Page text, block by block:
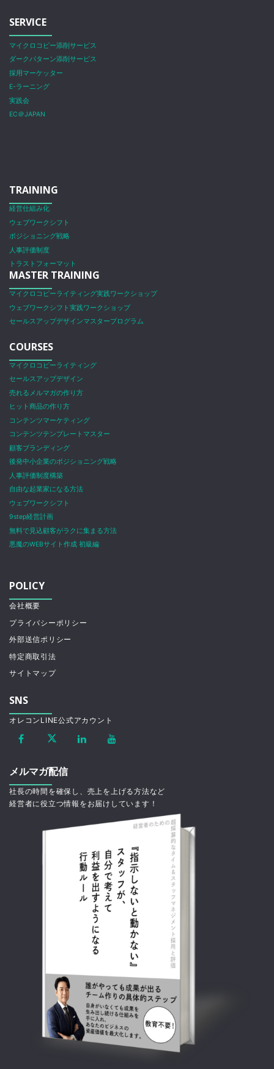
SERVICE
マイクロコピー添削サービス
ダークパターン添削サービス
採用マーケッター
E-ラーニング
実践会
EC＠JAPAN
TRAINING
経営仕組み化
ウェブワークシフト
ポジショニング戦略
人事評価制度
トラストフォーマット
MASTER TRAINING
マイクロコピーライティング実践ワークショップ
ウェブワークシフト実践ワークショップ
セールスアップデザインマスタープログラム
COURSES
マイクロコピーライティング
セールスアップデザイン
売れるメルマガの作り方
ヒット商品の作り方
コンテンツマーケティング
コンテンツテンプレートマスター
顧客ブランディング
後発中小企業のポジショニング戦略
人事評価制度構築
自由な起業家になる方法
ウェブワークシフト
9step経営計画
無料で見込顧客がラクに集まる方法
悪魔のWEBサイト作成 初級編
POLICY
会社概要
プライバシーポリシー
外部送信ポリシー
特定商取引法
サイトマップ
SNS
オレコンLINE公式アカウント
メルマガ配信
社長の時間を確保し、売上を上げる方法など
経営者に役立つ情報をお届けしています！